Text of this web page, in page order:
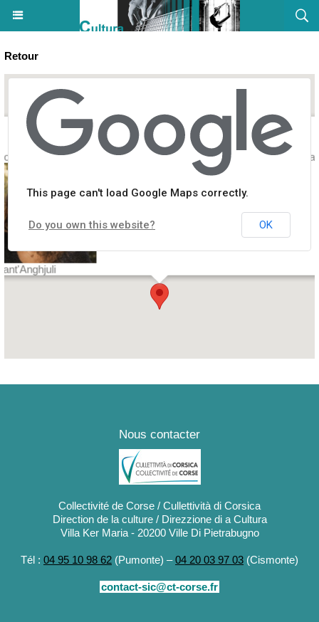
Retour
: "Ultimu Discu" di Anghjula Potentini – Casa di e Lingue -
This page can't load Google Maps correctly.
Do you own this website? OK
Nous contacter
Collectivité de Corse / Cullettività di Corsica
Direction de la culture / Direzzione di a Cultura
Villa Ker Maria - 20200 Ville Di Pietrabugno
Tél : 04 95 10 98 62 (Pumonte) –04 20 03 97 03 (Cismonte)
contact-sic@ct-corse.fr